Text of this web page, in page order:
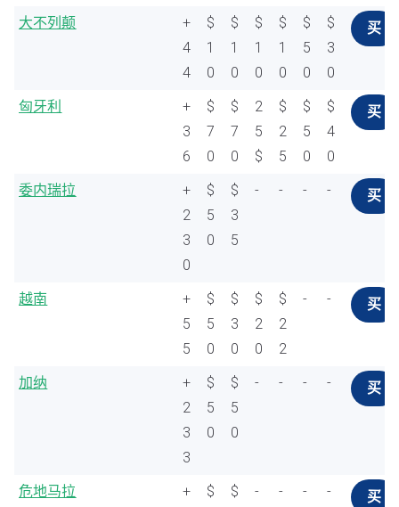
大不列颠
+
4
4
$
1
0
$
1
0
$
1
0
$
1
0
$
5
0
$
3
0
买
匈牙利
+
3
6
$
7
0
$
7
0
2
5
$
$
2
5
$
5
0
$
4
0
买
委内瑞拉
+
2
3
0
$
5
0
$
3
5
- - - - 买
越南
+
5
5
$
5
0
$
3
0
$
2
0
$
2
2
- - 买
加纳
+
2
3
3
$
5
0
$
5
0
- - - - 买
危地马拉
+
$
$
- - - - 买